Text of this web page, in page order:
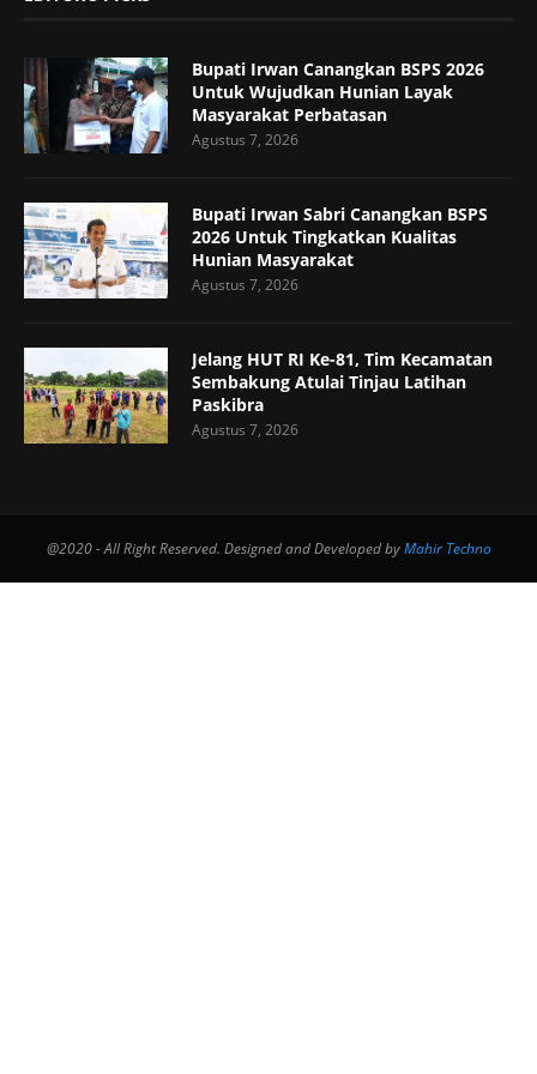
Bupati Irwan Canangkan BSPS 2026
Untuk Wujudkan Hunian Layak
Masyarakat Perbatasan
Agustus 7, 2026
Bupati Irwan Sabri Canangkan BSPS
2026 Untuk Tingkatkan Kualitas
Hunian Masyarakat
Agustus 7, 2026
Jelang HUT RI Ke-81, Tim Kecamatan
Sembakung Atulai Tinjau Latihan
Paskibra
Agustus 7, 2026
@2020 - All Right Reserved. Designed and Developed byMahir Techno